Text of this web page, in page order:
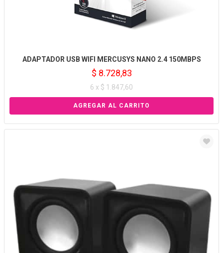
ADAPTADOR USB WIFI MERCUSYS NANO 2.4 150MBPS
$ 8.728,83
6 x $ 1.847,60